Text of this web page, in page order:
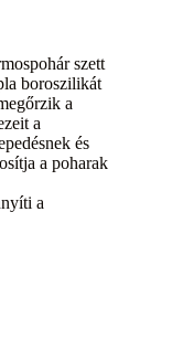
szett
boroszilikát
a
a
és
a poharak
a